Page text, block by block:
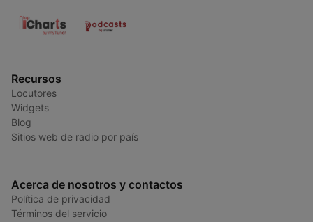
Recursos
Locutores
Widgets
Blog
Sitios web de radio por país
Acerca de nosotros y contactos
Política de privacidad
Términos del servicio